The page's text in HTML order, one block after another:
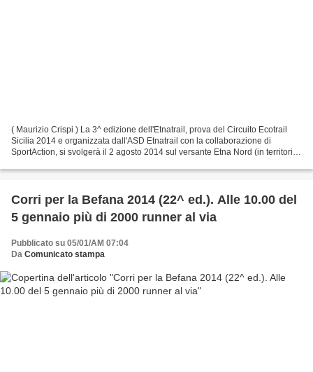
( Maurizio Crispi ) La 3^ edizione dell'Etnatrail, prova del Circuito Ecotrail
Sicilia 2014 e organizzata dall'ASD Etnatrail con la collaborazione di
SportAction, si svolgerà il 2 agosto 2014 sul versante Etna Nord (in territorio
Corri per la Befana 2014 (22^ ed.). Alle 10.00 del
5 gennaio più di 2000 runner al via
Pubblicato su 05/01/AM 07:04
Da Comunicato stampa